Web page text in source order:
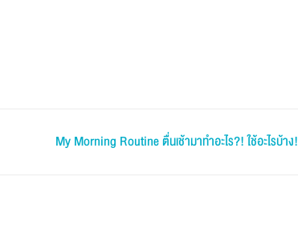
My Morning Routine ตื่นเช้ามาทำอะไร?! ใช้อะไรบ้าง!